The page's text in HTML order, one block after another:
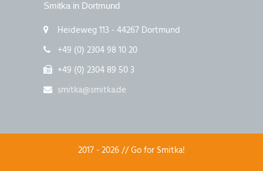
Smitka in Dortmund
Heideweg 113 - 44267 Dortmund
+49 (0) 2304 98 10 20
+49 (0) 2304 89 50 3
smitka@smitka.de
2017 - 2026 // Go for Smitka!